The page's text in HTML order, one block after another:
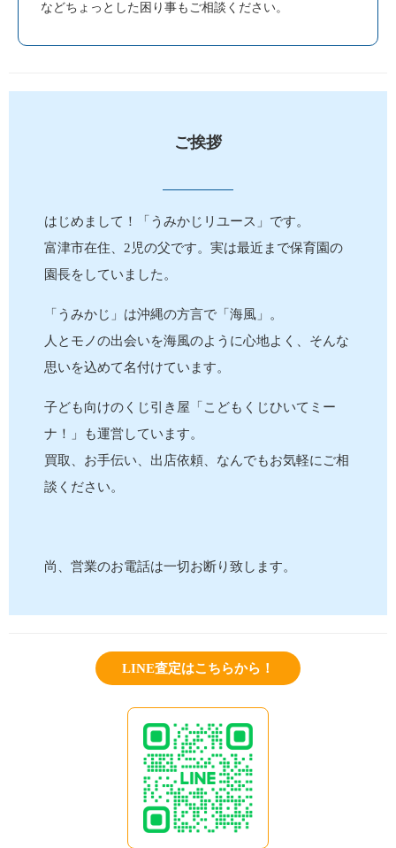
などちょっとした困り事もご相談ください。
ご挨拶
はじめまして！「うみかじリユース」です。
富津市在住、2児の父です。実は最近まで保育園の
園長をしていました。
「うみかじ」は沖縄の方言で「海風」。
人とモノの出会いを海風のように心地よく、そんな
思いを込めて名付けています。
子ども向けのくじ引き屋「こどもくじひいてミー
ナ！」も運営しています。
買取、お手伝い、出店依頼、なんでもお気軽にご相
談ください。
尚、営業のお電話は一切お断り致します。
LINE査定はこちらから！